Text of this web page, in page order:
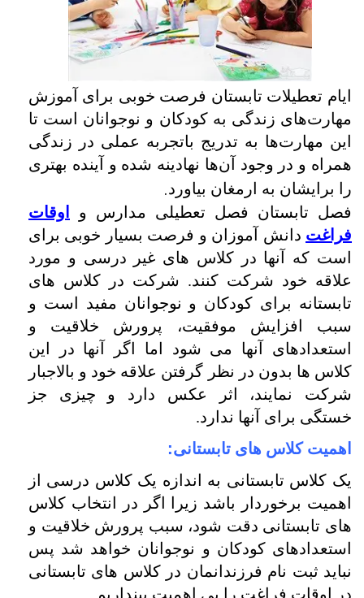
ایام تعطیلات تابستان فرصت خوبی برای آموزش
مهارت‌های زندگی به کودکان و نوجوانان است تا
این مهارت‌ها به تدریج باتجربه عملی در زندگی
همراه و در وجود آن‌ها نهادینه ‌شده و آینده بهتری
را برایشان به ارمغان ‌بیاورد.
فصل تابستان فصل تعطیلی مدارس و
اوقات
فراغت دانش آموزان و فرصت بسیار خوبی برای
است که آنها در کلاس های غیر درسی و مورد
علاقه خود شرکت کنند. شرکت در کلاس های
تابستانه برای کودکان و نوجوانان مفید است و
سبب افزایش موفقیت، پرورش خلاقیت و
استعدادهای آنها می شود اما اگر آنها در این
کلاس ها بدون در نظر گرفتن علاقه خود و بالاجبار
شرکت نمایند، اثر عکس دارد و چیزی جز
خستگی برای آنها ندارد.
اهمیت کلاس های تابستانی:
یک کلاس تابستانی به اندازه یک کلاس درسی از
اهمیت برخوردار باشد زیرا اگر در انتخاب کلاس
های تابستانی دقت شود، سبب پرورش خلاقیت و
استعدادهای کودکان و نوجوانان خواهد شد پس
نباید ثبت نام فرزندانمان در کلاس های تابستانی
در اوقات فراغت را بی اهمیت بپنداریم.